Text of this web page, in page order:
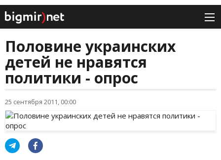
Половине украинских
детей не нравятся
политики - опрос
25 сентября 2011, 00:00